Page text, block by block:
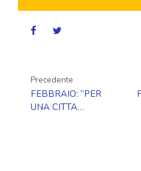
Precedente
FEBBRAIO: “PER
UNA CITTA